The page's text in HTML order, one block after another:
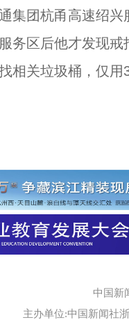
团杭甬高速绍兴
务区后他才发现
相关垃圾桶，仅
中国新
主办单位:中国新闻社